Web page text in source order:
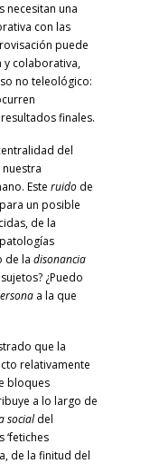
necesitan una
con las
puede
y colaborativa,
no teleológico:
finales.
del
Este ruidode
un posible
de la
de la disonancia
¿Puedo
a la que
que la
relativamente
bloques
a lo largo de
socialdel
de la finitud del